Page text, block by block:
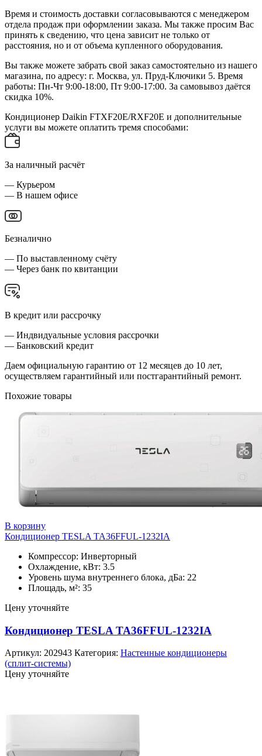
Время и стоимость доставки согласовываются с менеджером
отдела продаж при оформлении заказа. Мы также просим Вас
принять к сведению, что цена зависит не только от
расстояния, но и от объема купленного оборудования.
Вы также можете забрать свой заказ самостоятельно из нашего
магазина, по адресу: г. Москва, ул. Пруд-Ключики 5. Время
работы: Пн-Чт 9:00-18:00, Пт 9:00-17:00. За самовывоз даётся
скидка 10%.
Кондиционер Daikin FTXF20E/RXF20E и дополнительные
услуги вы можете оплатить тремя способами:
За наличный расчёт
— Курьером
— В нашем офисе
Безналично
— По выставленному счёту
— Через банк по квитанции
В кредит или рассрочку
— Индвидуальные условия рассрочки
— Банковский кредит
Даем официальную гарантию от 12 месяцев до 10 лет,
осуществляем гарантийный или постгарантийный ремонт.
Похожие товары
В корзину
Кондиционер TESLA TA36FFUL-1232IA
Компрессор: Инверторный
Охлаждение, кВт: 3.5
Уровень шума внутреннего блока, дБа: 22
Площадь, м²: 35
Цену уточняйте
Кондиционер TESLA TA36FFUL-1232IA
Артикул: 202943 Категория: Настенные кондиционеры
(сплит-системы)
Цену уточняйте